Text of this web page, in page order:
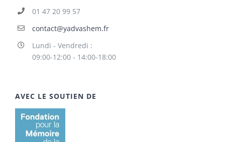
01 47 20 99 57
contact@yadvashem.fr
Lundi - Vendredi :
09:00-12:00 - 14:00-18:00
AVEC LE SOUTIEN DE